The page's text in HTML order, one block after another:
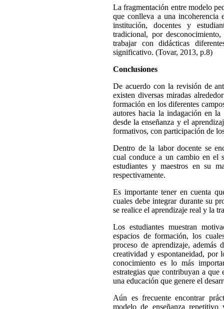
La fragmentación entre modelo
que conlleva a una
institución, docentes y
tradicional, por
trabajar con didácticas
significativo. (Tovar, 2013, p.8)
Conclusiones
De acuerdo con la revisión de
existen diversas miradas
formación en los diferentes
autores hacia la indagación en
desde la enseñanza y el
formativos, con participación de
Dentro de la labor docente se
cual conduce a un cambio en el
estudiantes y maestros en su
respectivamente.
Es importante tener en cuenta
cuales debe integrar durante su
se realice el aprendizaje real y la
Los estudiantes muestran
espacios de formación, los
proceso de aprendizaje, además
creatividad y espontaneidad, por
conocimiento es lo más
estrategias que contribuyan a que
una educación que genere el
Aún es frecuente encontrar
modelo de enseñanza repetitivo